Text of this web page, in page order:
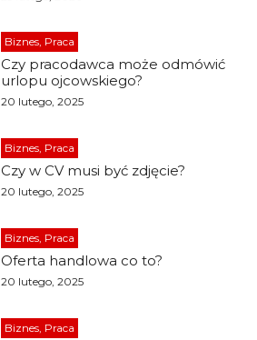
Biznes, Praca
Czy pracodawca może odmówić
urlopu ojcowskiego?
20 lutego, 2025
Biznes, Praca
Czy w CV musi być zdjęcie?
20 lutego, 2025
Biznes, Praca
Oferta handlowa co to?
20 lutego, 2025
Biznes, Praca